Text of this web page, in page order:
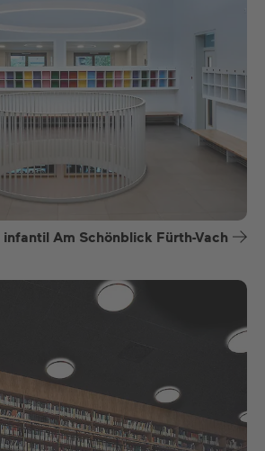
infantil Am Schönblick Fürth-Vach